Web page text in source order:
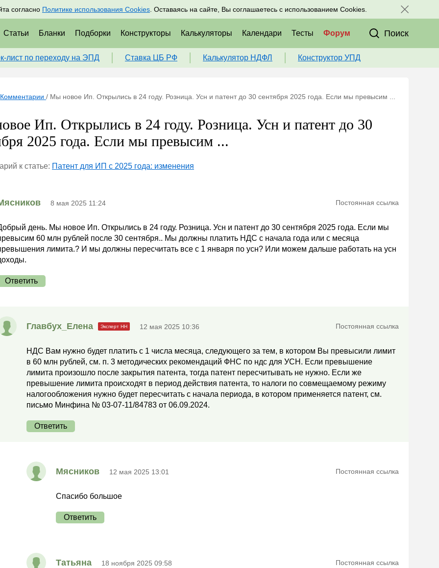
согласно Политике использования Cookies . Оставаясь на сайте, Вы соглашаетесь с использованием Cookies.
Подписаться Присоединяйтесь к нам в соц. сетях:
Статьи Бланки Подборки Конструкторы Калькуляторы Календари Тесты Форум Поиск
лист по переходу на ЭПД Ставка ЦБ РФ Калькулятор НДФЛ Конструктор УПД
Комментарии / Мы новое Ип. Открылись в 24 году. Розница. Усн и патент до 30 сентября 2025 года. Если мы превысим ...
Ип. Открылись в 24 году. Розница. Усн и патент до 30
2025 года. Если мы превысим ...
к статье: Патент для ИП с 2025 года: изменения
8 мая 2025 11:24 Постоянная ссылка
день. Мы новое Ип. Открылись в 24 году. Розница. Усн и патент до 30 сентября 2025 года. Если мы
60 млн рублей после 30 сентября.. Мы должны платить НДС с начала года или с месяца
лимита.? И мы должны пересчитать все с 1 января по усн? Или можем дальше работать на усн
Ответить
Главбух_Елена 12 мая 2025 10:36 Постоянная ссылка
НДС Вам нужно будет платить с 1 числа месяца, следующего за тем, в котором Вы превысили лимит
в 60 млн рублей, см. п. 3 методических рекомендаций ФНС по ндс для УСН. Если превышение
лимита произошло после закрытия патента, тогда патент пересчитывать не нужно. Если же
превышение лимита происходят в период действия патента, то налоги по совмещаемому режиму
налогообложения нужно будет пересчитать с начала периода, в котором применяется патент, см.
письмо Минфина № 03-07-11/84783 от 06.09.2024.
Ответить
Мясников 12 мая 2025 13:01 Постоянная ссылка
Спасибо большое
Ответить
Татьяна 18 ноября 2025 09:58 Постоянная ссылка